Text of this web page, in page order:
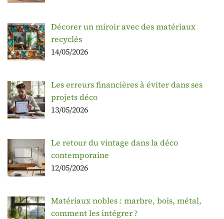
Décorer un miroir avec des matériaux
recyclés
14/05/2026
Les erreurs financières à éviter dans ses
projets déco
13/05/2026
Le retour du vintage dans la déco
contemporaine
12/05/2026
Matériaux nobles : marbre, bois, métal,
comment les intégrer ?